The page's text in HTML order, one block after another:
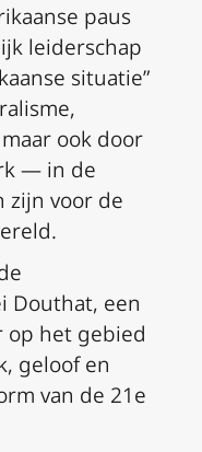
paus
leiderschap
situatie”
ook door
— in de
zijn voor de
Douthat, een
op het gebied
geloof en
van de 21e